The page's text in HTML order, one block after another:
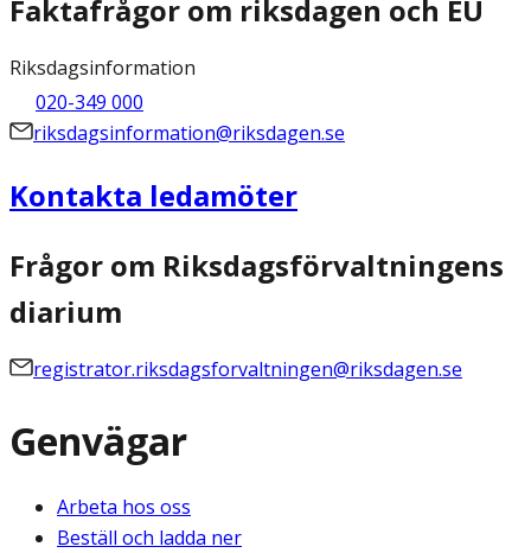
Faktafrågor om riksdagen och EU
Riksdagsinformation
020-349 000
riksdagsinformation@riksdagen.se
Kontakta ledamöter
Frågor om Riksdagsförvaltningens
diarium
registrator.riksdagsforvaltningen@riksdagen.se
Genvägar
Arbeta hos oss
Beställ och ladda ner